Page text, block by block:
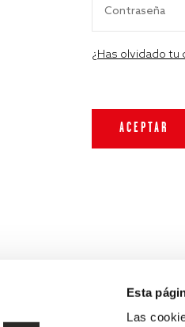
Esta
Las
¿Has olvidado tu